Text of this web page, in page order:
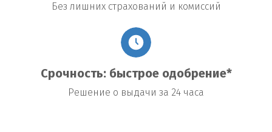
Без лишних страхований и комиссий
Срочность: быстрое одобрение*
Решение о выдачи за 24 часа